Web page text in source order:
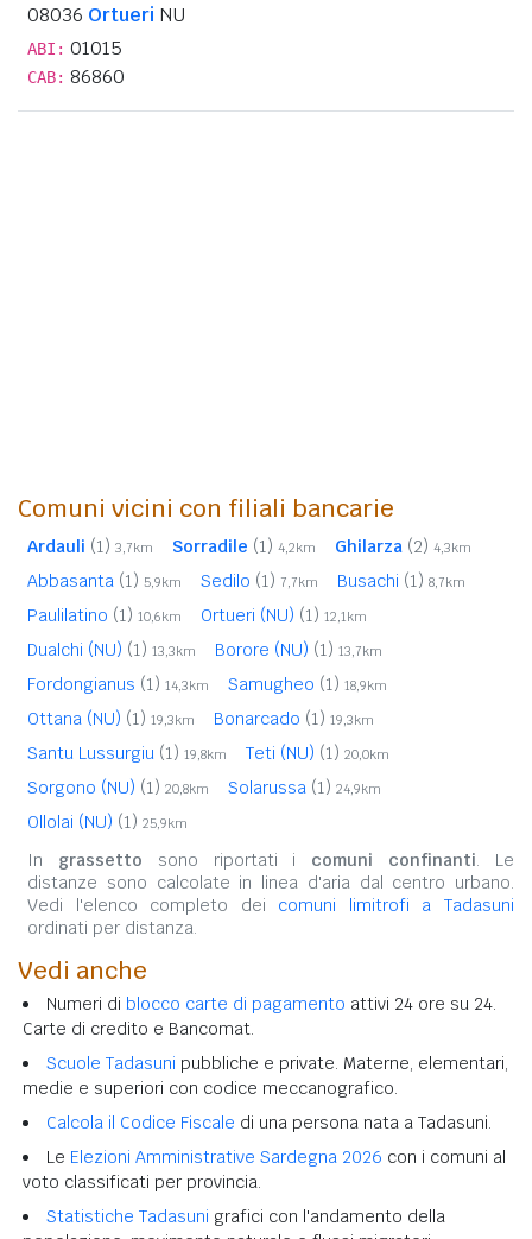
08036 Ortueri NU
ABI: 01015
CAB: 86860
Comuni vicini con filiali bancarie
Ardauli (1) 3,7km Sorradile (1) 4,2km Ghilarza (2) 4,3km
Abbasanta (1) 5,9km Sedilo (1) 7,7km Busachi (1) 8,7km
Paulilatino (1) 10,6km Ortueri (NU) (1) 12,1km
Dualchi (NU) (1) 13,3km Borore (NU) (1) 13,7km
Fordongianus (1) 14,3km Samugheo (1) 18,9km
Ottana (NU) (1) 19,3km Bonarcado (1) 19,3km
Santu Lussurgiu (1) 19,8km Teti (NU) (1) 20,0km
Sorgono (NU) (1) 20,8km Solarussa (1) 24,9km
Ollolai (NU) (1) 25,9km
In grassetto sono riportati i comuni confinanti. Le
distanze sono calcolate in linea d'aria dal centro urbano.
Vedi l'elenco completo dei comuni limitrofi a Tadasuni
ordinati per distanza.
Vedi anche
Numeri di blocco carte di pagamento attivi 24 ore su 24.
Carte di credito e Bancomat.
Scuole Tadasuni pubbliche e private. Materne, elementari,
medie e superiori con codice meccanografico.
Calcola il Codice Fiscale di una persona nata a Tadasuni.
Le Elezioni Amministrative Sardegna 2026 con i comuni al
voto classificati per provincia.
Statistiche Tadasuni grafici con l'andamento della